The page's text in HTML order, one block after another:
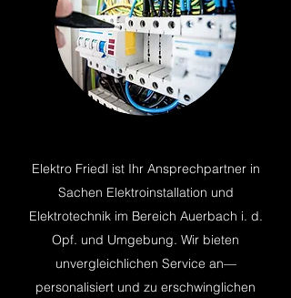
Elektro Friedl ist Ihr Ansprechpartner in
Sachen Elektroinstallation und
Elektrotechnik im Bereich Auerbach i. d.
Opf. und Umgebung. Wir bieten
unvergleichlichen Service an—
personalisiert und zu erschwinglichen